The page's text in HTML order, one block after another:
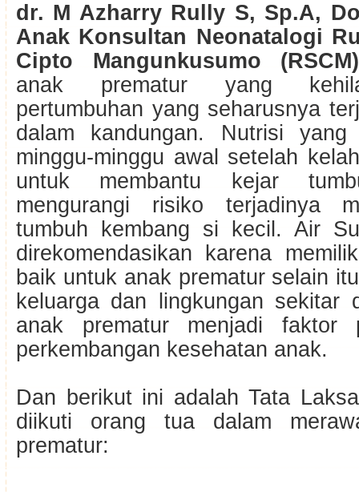
dr. M Azharry Rully S, Sp.A,
Anak Konsultan Neonatalogi
Cipto Mangunkusumo
anak prematur yang
pertumbuhan yang seharusnya
dalam kandungan. Nutrisi
minggu-minggu awal setelah
untuk membantu kejar
mengurangi risiko terjadinya
tumbuh kembang si kecil. Air
direkomendasikan karena
baik untuk anak prematur selain
keluarga dan lingkungan sekitar
anak prematur menjadi faktor
perkembangan kesehatan anak.
Dan berikut ini adalah Tata
diikuti orang tua dalam
prematur: